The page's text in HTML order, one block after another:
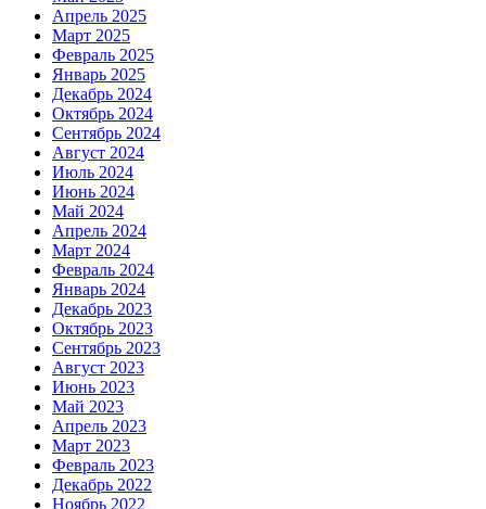
Апрель 2025
Март 2025
Февраль 2025
Январь 2025
Декабрь 2024
Октябрь 2024
Сентябрь 2024
Август 2024
Июль 2024
Июнь 2024
Май 2024
Апрель 2024
Март 2024
Февраль 2024
Январь 2024
Декабрь 2023
Октябрь 2023
Сентябрь 2023
Август 2023
Июнь 2023
Май 2023
Апрель 2023
Март 2023
Февраль 2023
Декабрь 2022
Ноябрь 2022